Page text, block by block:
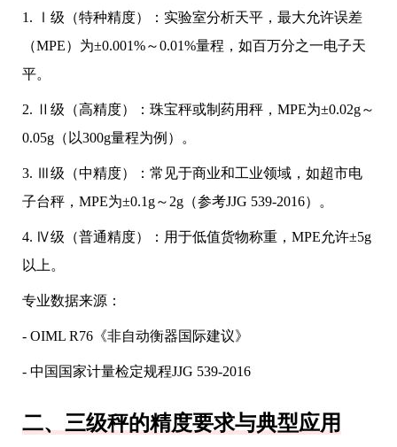
1. Ⅰ级（特种精度）：实验室分析天平，最大允许误差
（MPE）为±0.001%～0.01%量程，如百万分之一电子天
平。
2. Ⅱ级（高精度）：珠宝秤或制药用秤，MPE为±0.02g～
0.05g（以300g量程为例）。
3. Ⅲ级（中精度）：常见于商业和工业领域，如超市电
子台秤，MPE为±0.1g～2g（参考JJG 539-2016）。
4. Ⅳ级（普通精度）：用于低值货物称重，MPE允许±5g
以上。
专业数据来源：
- OIML R76《非自动衡器国际建议》
- 中国国家计量检定规程JJG 539-2016
二、三级秤的精度要求与典型应用